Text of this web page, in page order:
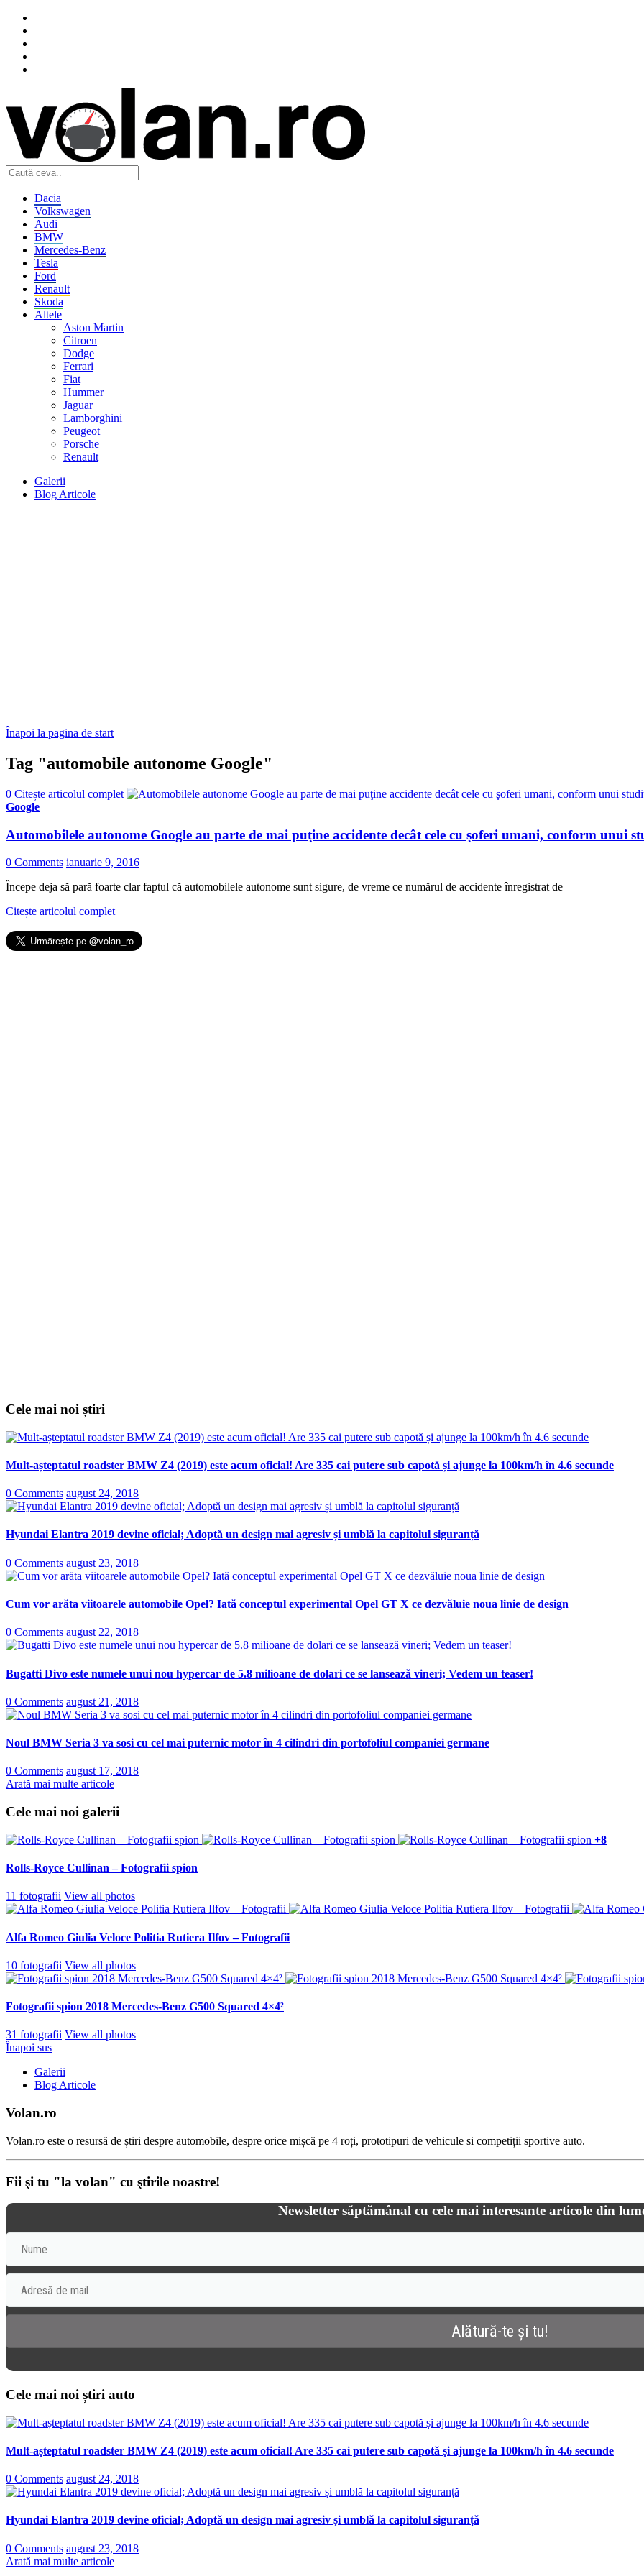
Dacia
Volkswagen
Audi
BMW
Mercedes-Benz
Tesla
Ford
Renault
Skoda
Altele
Aston Martin
Citroen
Dodge
Ferrari
Fiat
Hummer
Jaguar
Lamborghini
Peugeot
Porsche
Renault
Galerii
Blog Articole
Înapoi la pagina de start
Tag "automobile autonome Google"
0 Citește articolul complet
Google
Automobilele autonome Google au parte de mai puţine accidente decât cele cu şoferi umani, conform unui
0 Comments ianuarie 9, 2016
Începe deja să pară foarte clar faptul că automobilele autonome sunt sigure, de vreme ce numărul de accidente înregistrat de
Citește articolul complet
Cele mai noi știri
Mult-așteptatul roadster BMW Z4 (2019) este acum oficial! Are 335 cai putere sub capotă și ajunge la 100km/h în 4.6 secunde
0 Comments august 24, 2018
Hyundai Elantra 2019 devine oficial; Adoptă un design mai agresiv și umblă la capitolul siguranță
0 Comments august 23, 2018
Cum vor arăta viitoarele automobile Opel? Iată conceptul experimental Opel GT X ce dezvăluie noua linie de design
0 Comments august 22, 2018
Bugatti Divo este numele unui nou hypercar de 5.8 milioane de dolari ce se lansează vineri; Vedem un teaser!
0 Comments august 21, 2018
Noul BMW Seria 3 va sosi cu cel mai puternic motor în 4 cilindri din portofoliul companiei germane
0 Comments august 17, 2018
Arată mai multe articole
Cele mai noi galerii
+8
Rolls-Royce Cullinan – Fotografii spion
11 fotografii View all photos
Alfa Romeo Giulia Veloce Politia Rutiera Ilfov – Fotografii
10 fotografii View all photos
Fotografii spion 2018 Mercedes-Benz G500 Squared 4×4²
31 fotografii View all photos
Înapoi sus
Galerii
Blog Articole
Volan.ro
Volan.ro este o resursă de știri despre automobile, despre orice mișcă pe 4 roți, prototipuri de vehicule si competiții sportive auto.
Fii şi tu "la volan" cu ştirile noastre!
Newsletter săptămânal cu cele mai interesante articole din
Cele mai noi știri auto
Mult-așteptatul roadster BMW Z4 (2019) este acum oficial! Are 335 cai putere sub capotă și ajunge la 100km/h în 4.6 secunde
0 Comments august 24, 2018
Hyundai Elantra 2019 devine oficial; Adoptă un design mai agresiv și umblă la capitolul siguranță
0 Comments august 23, 2018
Arată mai multe articole